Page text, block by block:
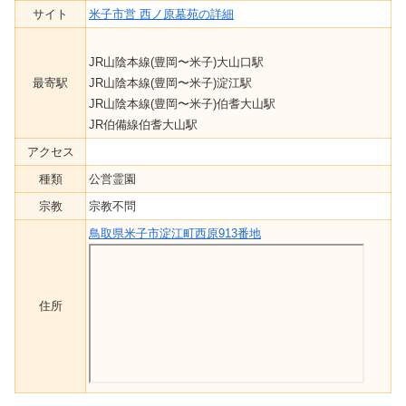
サイト 米子市営 西ノ原墓苑の詳細
最寄駅
JR山陰本線(豊岡〜米子)大山口駅
JR山陰本線(豊岡〜米子)淀江駅
JR山陰本線(豊岡〜米子)伯耆大山駅
JR伯備線伯耆大山駅
アクセス
種類
公営霊園
宗教
宗教不問
住所
鳥取県米子市淀江町西原913番地